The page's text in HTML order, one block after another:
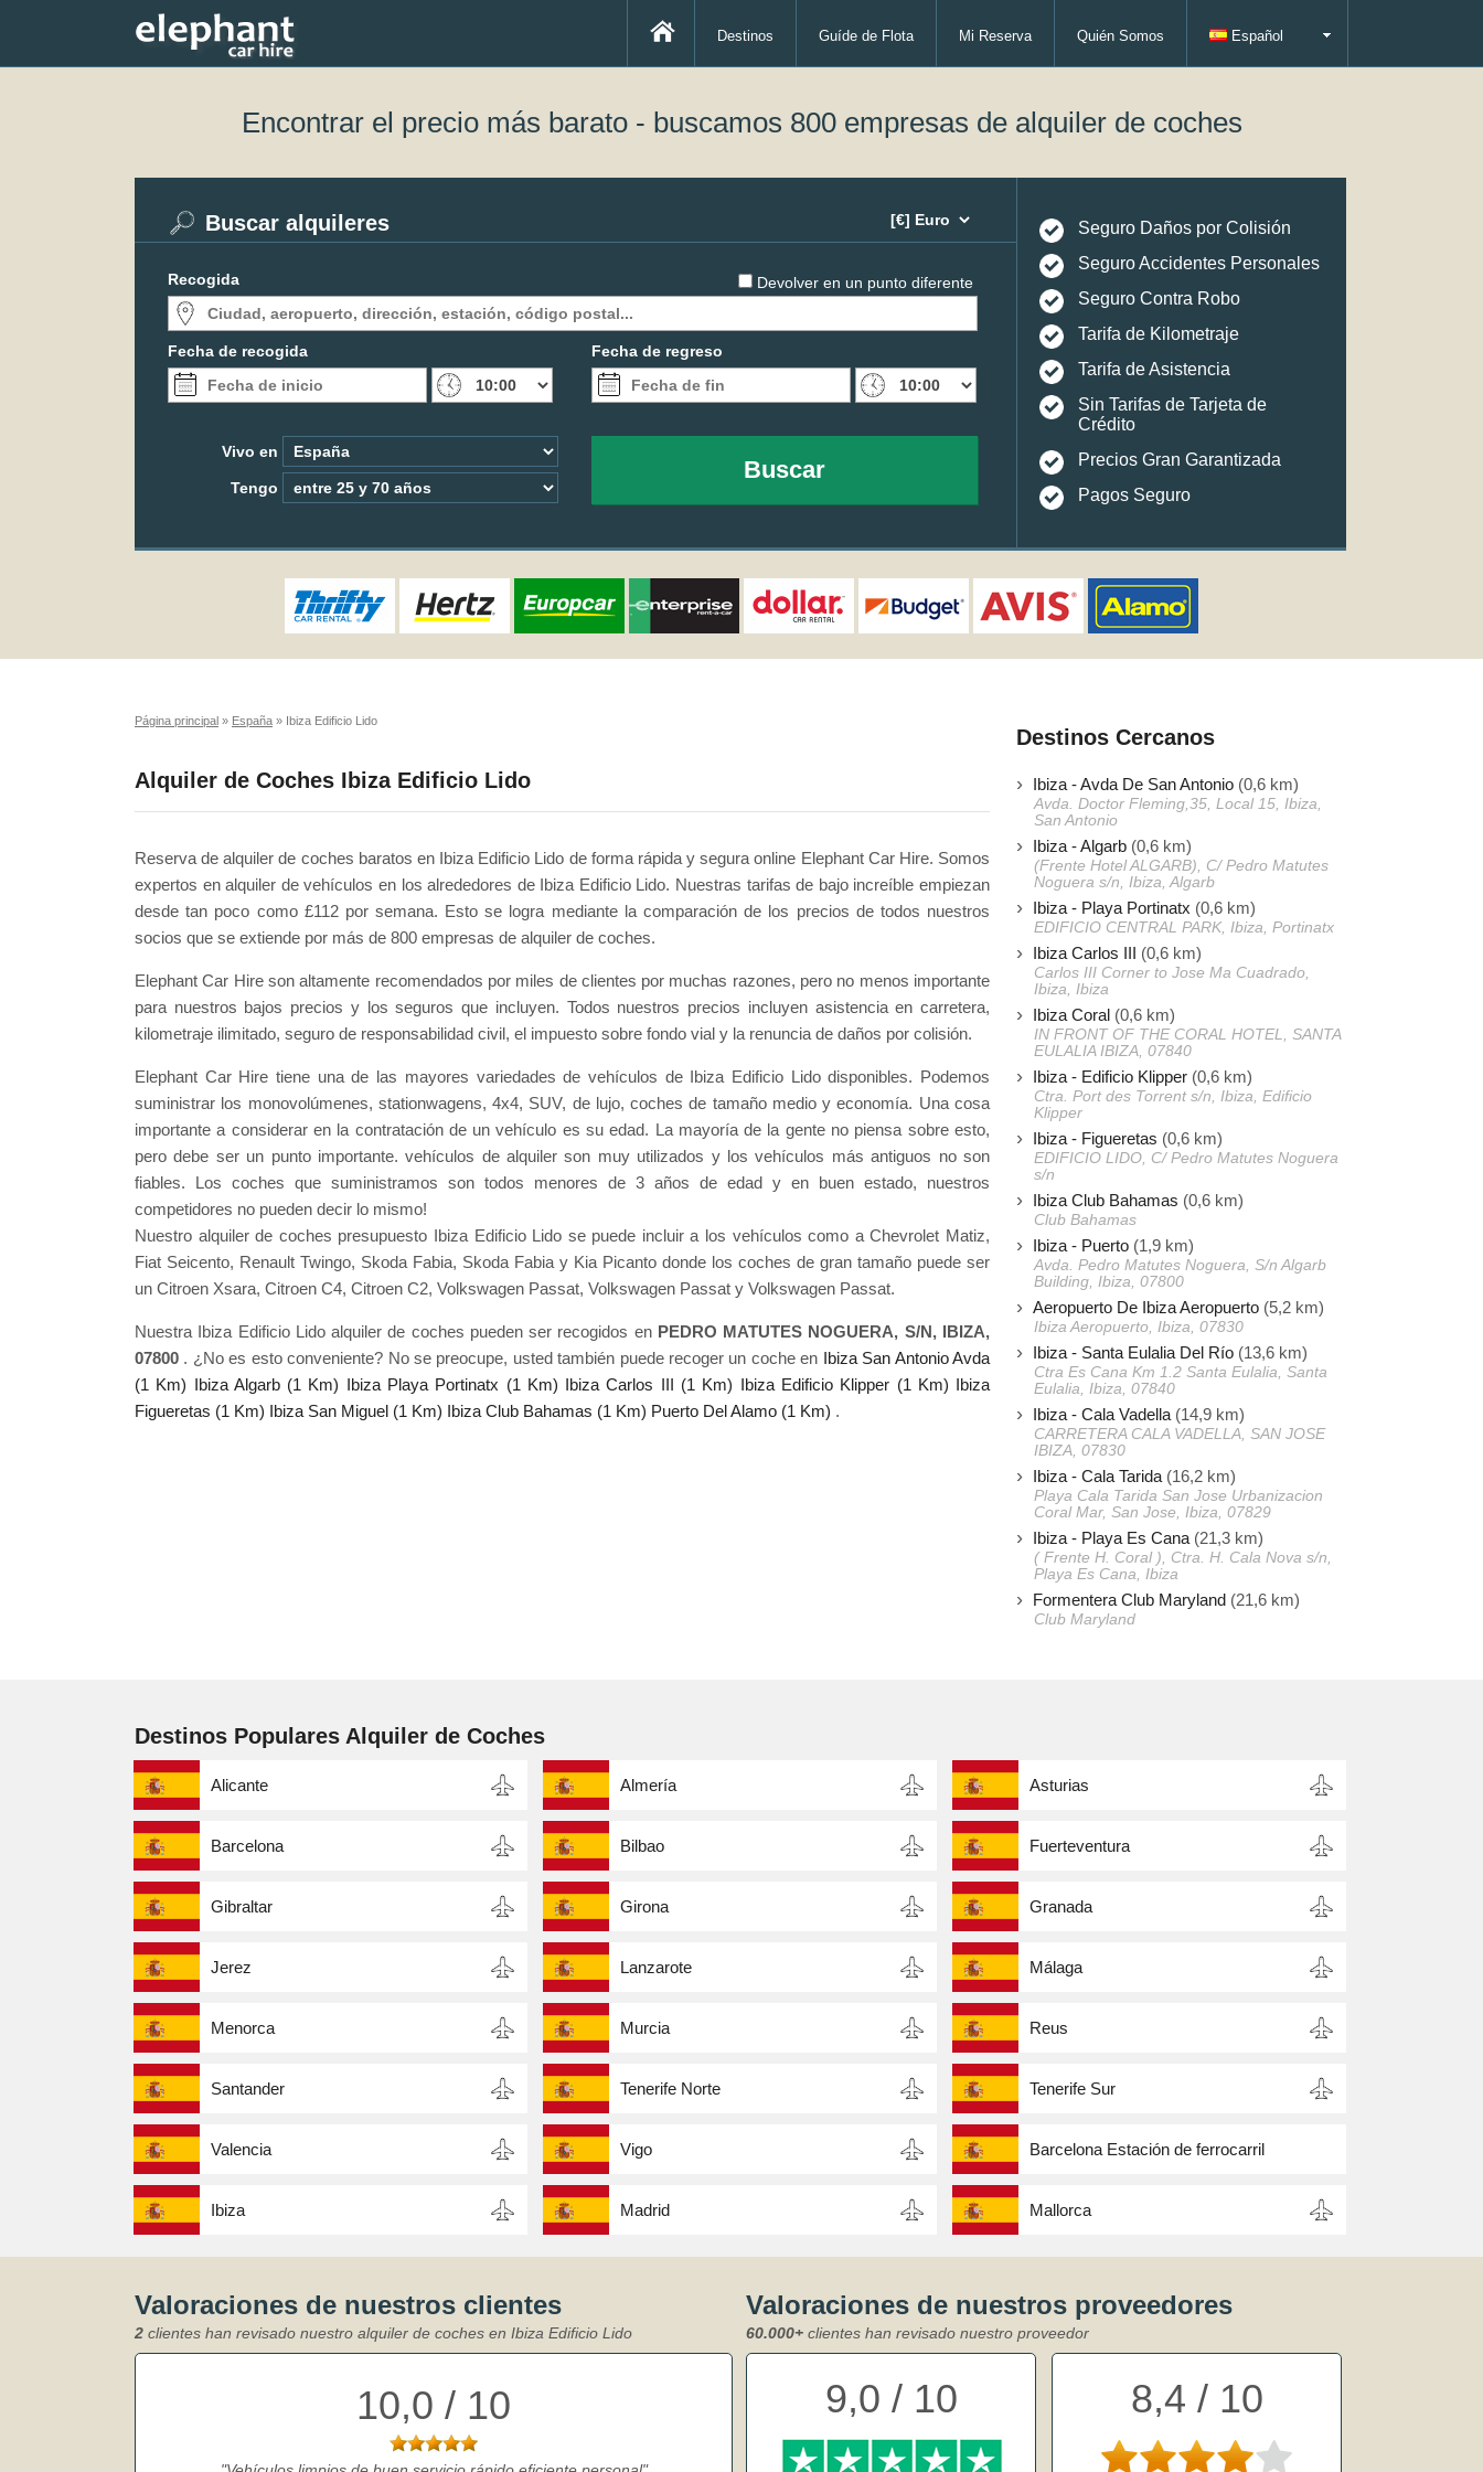
Destinos Guíde de Flota Mi Reserva Quién Somos Español
Encontrar el precio más barato - buscamos 800 empresas de alquiler de coches
Devolver en un punto diferente
Buscar alquileres
Recogida
Fecha de recogida Fecha de regreso
Vivo en
Tengo
Buscar
Seguro Daños por Colisión
Seguro Accidentes Personales
Seguro Contra Robo
Tarifa de Kilometraje
Tarifa de Asistencia
Sin Tarifas de Tarjeta de
Crédito
Precios Gran Garantizada
Pagos Seguro
Página principal » España » Ibiza Edificio Lido
Alquiler de Coches Ibiza Edificio Lido
Reserva de alquiler de coches baratos en Ibiza Edificio Lido de forma rápida y segura online Elephant Car Hire. Somos
expertos en alquiler de vehículos en los alrededores de Ibiza Edificio Lido. Nuestras tarifas de bajo increíble empiezan
desde tan poco como £112 por semana. Esto se logra mediante la comparación de los precios de todos nuestros
socios que se extiende por más de 800 empresas de alquiler de coches.
Elephant Car Hire son altamente recomendados por miles de clientes por muchas razones, pero no menos importante
para nuestros bajos precios y los seguros que incluyen. Todos nuestros precios incluyen asistencia en carretera,
kilometraje ilimitado, seguro de responsabilidad civil, el impuesto sobre fondo vial y la renuncia de daños por colisión.
Elephant Car Hire tiene una de las mayores variedades de vehículos de Ibiza Edificio Lido disponibles. Podemos
suministrar los monovolúmenes, stationwagens, 4x4, SUV, de lujo, coches de tamaño medio y economía. Una cosa
importante a considerar en la contratación de un vehículo es su edad. La mayoría de la gente no piensa sobre esto,
pero debe ser un punto importante. vehículos de alquiler son muy utilizados y los vehículos más antiguos no son
fiables. Los coches que suministramos son todos menores de 3 años de edad y en buen estado, nuestros
competidores no pueden decir lo mismo!
Nuestro alquiler de coches presupuesto Ibiza Edificio Lido se puede incluir a los vehículos como a Chevrolet Matiz,
Fiat Seicento, Renault Twingo, Skoda Fabia, Skoda Fabia y Kia Picanto donde los coches de gran tamaño puede ser
un Citroen Xsara, Citroen C4, Citroen C2, Volkswagen Passat, Volkswagen Passat y Volkswagen Passat.
Nuestra Ibiza Edificio Lido alquiler de coches pueden ser recogidos en PEDRO MATUTES NOGUERA, S/N, IBIZA,
07800 . ¿No es esto conveniente? No se preocupe, usted también puede recoger un coche en Ibiza San Antonio Avda
(1 Km) Ibiza Algarb (1 Km) Ibiza Playa Portinatx (1 Km) Ibiza Carlos III (1 Km) Ibiza Edificio Klipper (1 Km) Ibiza
Figueretas (1 Km) Ibiza San Miguel (1 Km) Ibiza Club Bahamas (1 Km) Puerto Del Alamo (1 Km) .
Destinos Cercanos
Ibiza - Avda De San Antonio (0,6 km)
Avda. Doctor Fleming,35, Local 15, Ibiza,
San Antonio
Ibiza - Algarb (0,6 km)
(Frente Hotel ALGARB), C/ Pedro Matutes
Noguera s/n, Ibiza, Algarb
Ibiza - Playa Portinatx (0,6 km)
EDIFICIO CENTRAL PARK, Ibiza, Portinatx
Ibiza Carlos III (0,6 km)
Carlos III Corner to Jose Ma Cuadrado,
Ibiza, Ibiza
Ibiza Coral (0,6 km)
IN FRONT OF THE CORAL HOTEL, SANTA
EULALIA IBIZA, 07840
Ibiza - Edificio Klipper (0,6 km)
Ctra. Port des Torrent s/n, Ibiza, Edificio
Klipper
Ibiza - Figueretas (0,6 km)
EDIFICIO LIDO, C/ Pedro Matutes Noguera
s/n
Ibiza Club Bahamas (0,6 km)
Club Bahamas
Ibiza - Puerto (1,9 km)
Avda. Pedro Matutes Noguera, S/n Algarb
Building, Ibiza, 07800
Aeropuerto De Ibiza Aeropuerto (5,2 km)
Ibiza Aeropuerto, Ibiza, 07830
Ibiza - Santa Eulalia Del Río (13,6 km)
Ctra Es Cana Km 1.2 Santa Eulalia, Santa
Eulalia, Ibiza, 07840
Ibiza - Cala Vadella (14,9 km)
CARRETERA CALA VADELLA, SAN JOSE
IBIZA, 07830
Ibiza - Cala Tarida (16,2 km)
Playa Cala Tarida San Jose Urbanizacion
Coral Mar, San Jose, Ibiza, 07829
Ibiza - Playa Es Cana (21,3 km)
( Frente H. Coral ), Ctra. H. Cala Nova s/n,
Playa Es Cana, Ibiza
Formentera Club Maryland (21,6 km)
Club Maryland
Destinos Populares Alquiler de Coches
Alicante Almería Asturias
Barcelona Bilbao Fuerteventura
Gibraltar Girona Granada
Jerez Lanzarote Málaga
Menorca Murcia Reus
Santander Tenerife Norte Tenerife Sur
Valencia Vigo Barcelona Estación de ferrocarril
Ibiza Madrid Mallorca
Valoraciones de nuestros clientes
2 clientes han revisado nuestro alquiler de coches en Ibiza Edificio Lido
10,0 / 10
Valoraciones de nuestros proveedores
60.000+ clientes han revisado nuestro proveedor
9,0 / 10 8,4 / 10